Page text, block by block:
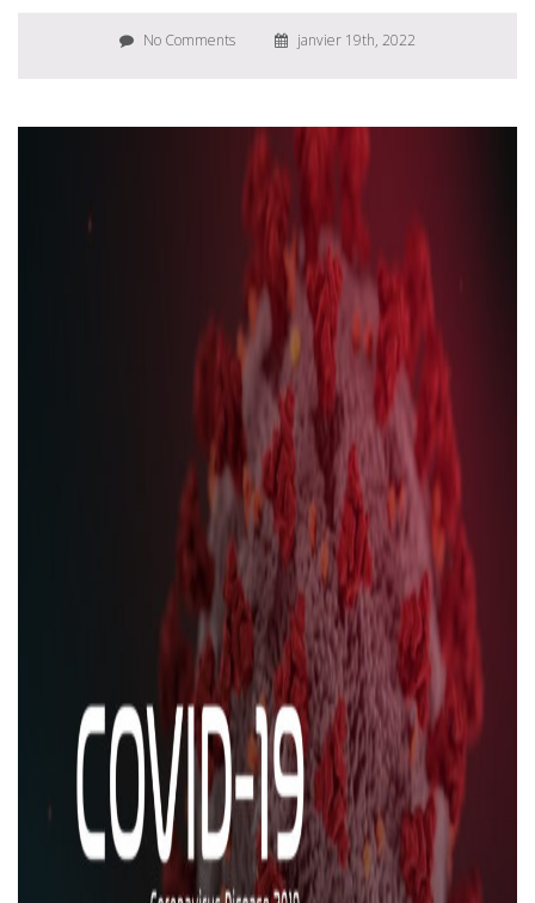
No Comments janvier 19th, 2022